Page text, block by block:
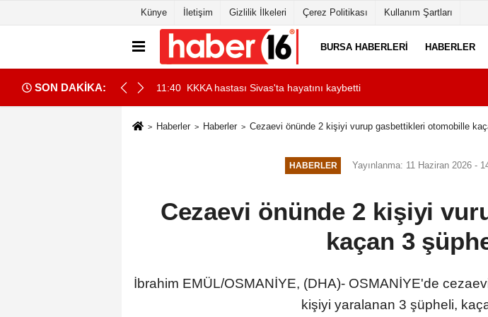
Künye İletişim Gizlilik İlkeleri Çerez Politikası Kullanım Şartları
BURSA HABERLERI HABERLER
SON DAKİKA: 11:40 KKKA hastası Sivas'ta hayatını kaybetti
Haberler Haberler Cezaevi önünde 2 kişiyi vurup gasbettikleri otomobille
HABERLER Yayınlanma: 11 Haziran 2026 -
Cezaevi önünde 2 kişiyi
kaçan 3
İbrahim EMÜL/OSMANİYE, (DHA)- OSMANİYE'de
kişiyi yaralanan 3 şüpheli,